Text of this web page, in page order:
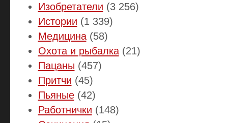
Изобретатели (3 256)
Истории (1 339)
Медицина(58)
Охота и рыбалка(21)
Пацаны (457)
Притчи (45)
Пьяные(42)
Работнички (148)